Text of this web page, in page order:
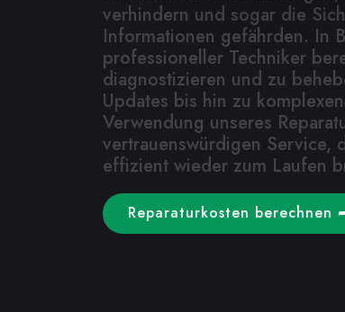
verhindern und sogar die
Informationen gefährden. In
professioneller Techniker
diagnostizieren und zu
Updates bis hin zu
Verwendung unseres
vertrauenswürdigen Service,
effizient wieder zum Laufen
Reparaturkosten berechnen